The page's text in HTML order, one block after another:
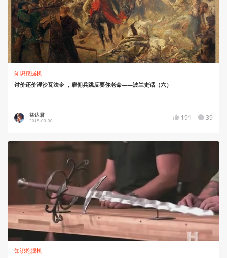
知识挖掘机
讨价还价涅沙瓦法令 ，雇佣兵跳反要你老命——波兰史话（六）
益达君
2018-03-30 191 39
知识挖掘机